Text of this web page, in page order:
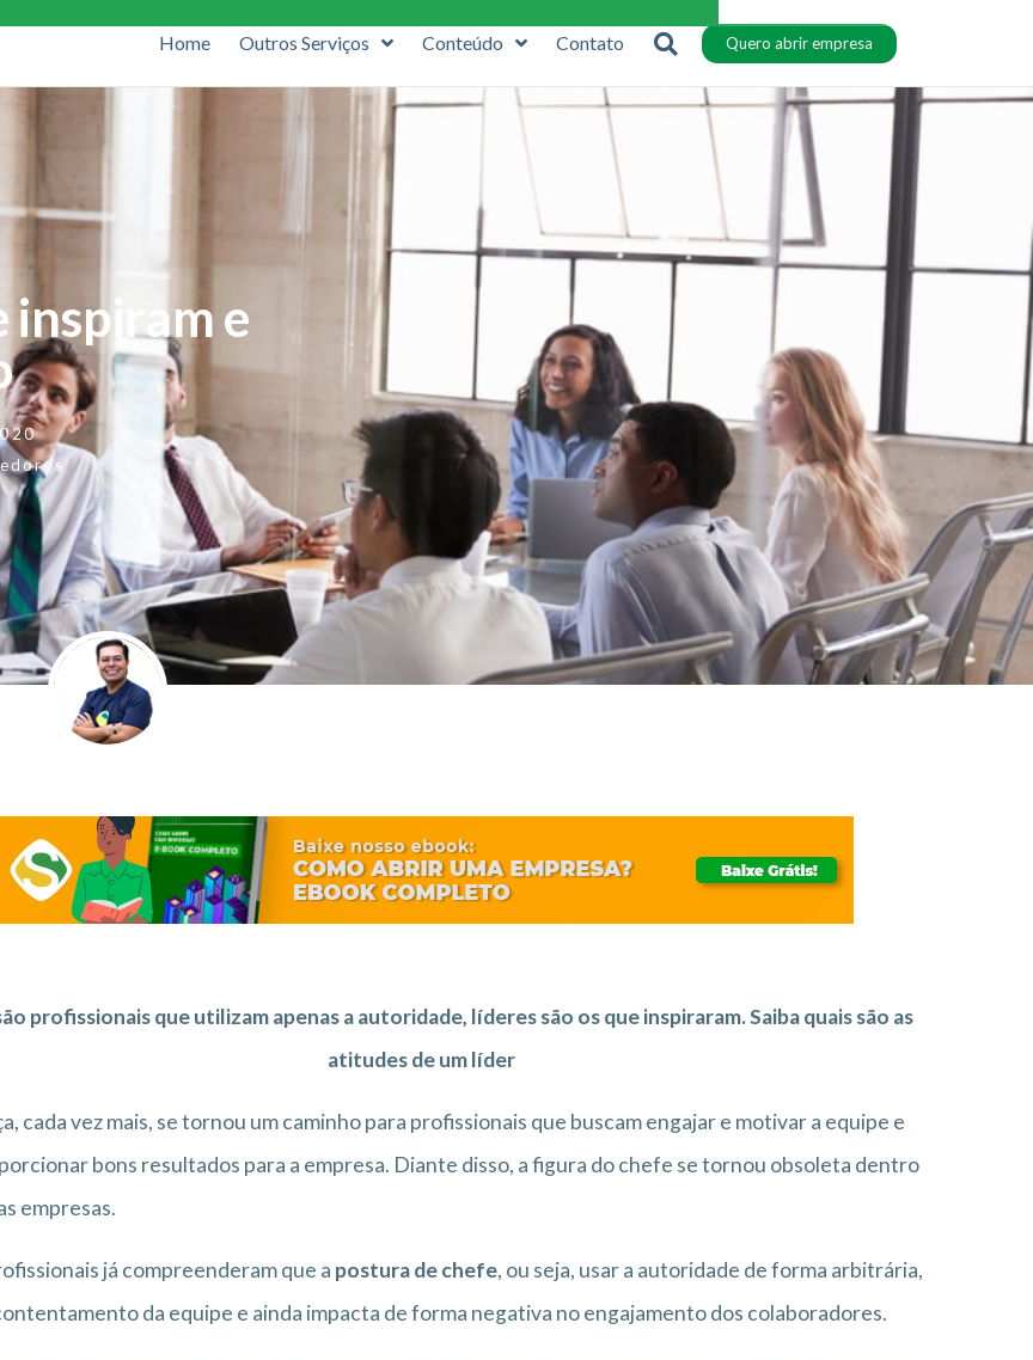
Home Outros Serviços Conteúdo Contato Quero abrir empresa
inspiram e
profissionais que utilizam apenas a autoridade, líderes são os que inspiraram. Saiba quais são as
atitudes de um líder
cada vez mais, se tornou um caminho para profissionais que buscam engajar e motivar a equipe e
bons resultados para a empresa. Diante disso, a figura do chefe se tornou obsoleta dentro
empresas.
já compreenderam que a postura de chefe, ou seja, usar a autoridade de forma arbitrária,
da equipe e ainda impacta de forma negativa no engajamento dos colaboradores.